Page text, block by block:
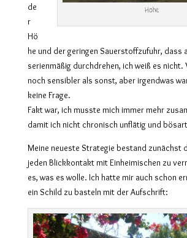
Höhe
de
r
Hö
he und der geringen Sauerstoffzufuhr, dass
serienmäßig durchdrehen, ich weiß es nicht.
noch sensibler als sonst, aber irgendwas
keine Frage.
Fakt war, ich musste mich immer mehr
damit ich nicht chronisch unflätig und
Meine neueste Strategie bestand zunächst
jeden Blickkontakt mit Einheimischen zu
es, was es wolle. Ich hatte mir auch schon
ein Schild zu basteln mit der Aufschrift: